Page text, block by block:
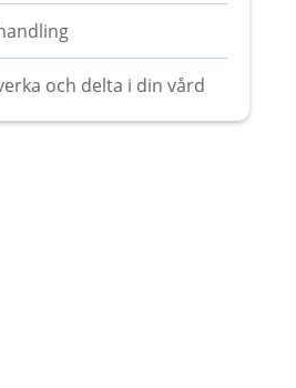
och delta i din vård